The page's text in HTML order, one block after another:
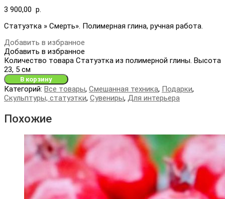
3 900,00 р.
Статуэтка » Смерть». Полимерная глина, ручная работа.
Добавить в избранное
Добавить в избранное
Количество товара Статуэтка из полимерной глины. Высота
23, 5 см
В корзину
Категорий: Все товары, Смешанная техника, Подарки,
Скульптуры, статуэтки, Сувениры, Для интерьера
Похожие